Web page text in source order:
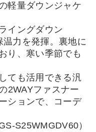
軽量ダウンジャケ
イングダウン
温力を発揮。裏地に
り、寒い季節でも
ても活用できる汎
2WAYファスナー
ションで、コーデ
S25WMGDV60）